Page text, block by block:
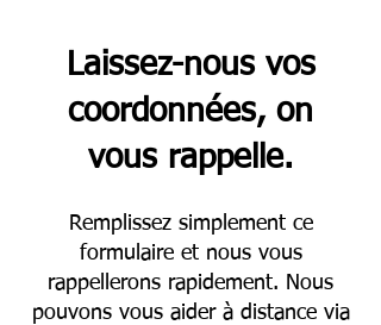
Laissez-nous vos
coordonnées, on
vous rappelle.
Remplissez simplement ce
formulaire et nous vous
rappellerons rapidement. Nous
pouvons vous aider à distance via